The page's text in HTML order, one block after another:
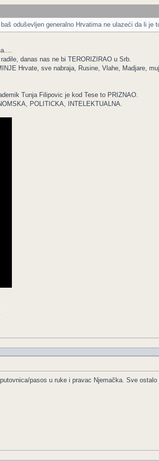
oduševljen generalno Hrvatima ne ulazeći da li je
danas nas ne bi TERORIZIRAO u Srb.
Hrvate, sve nabraja, Rusine, Vlahe, Madjare,
Tunja Filipovic je kod Tese to PRIZNAO.
POLITICKA, INTELEKTUALNA.
pasos u ruke i pravac Njemačka. Sve